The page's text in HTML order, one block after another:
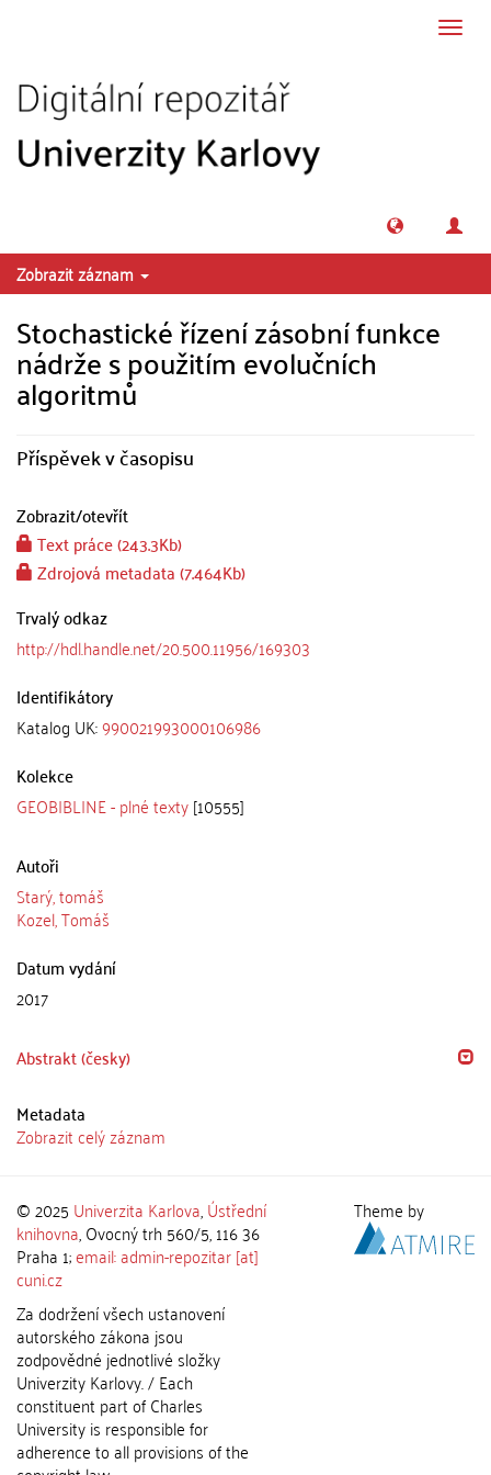
Zobrazit záznam
Stochastické řízení zásobní funkce
nádrže s použitím evolučních
algoritmů
Příspěvek v časopisu
Zobrazit/otevřít
Text práce (243.3Kb)
Zdrojová metadata (7.464Kb)
Trvalý odkaz
http://hdl.handle.net/20.500.11956/169303
Identifikátory
Katalog UK:990021993000106986
Kolekce
GEOBIBLINE - plné texty[10555]
Autoři
Starý, tomáš
Kozel, Tomáš
Datum vydání
2017
Abstrakt (česky)
Metadata
Zobrazit celý záznam
© 2025 Univerzita Karlova,Ústřední
knihovna, Ovocný trh 560/5, 116 36
Praha 1;email: admin-repozitar [at]
cuni.cz
Za dodržení všech ustanovení
autorského zákona jsou
zodpovědné jednotlivé složky
Univerzity Karlovy. / Each
constituent part of Charles
University is responsible for
adherence to all provisions of the
Theme by